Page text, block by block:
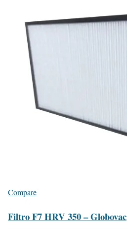
Compare
Filtro F7 HRV 350 – Globovac